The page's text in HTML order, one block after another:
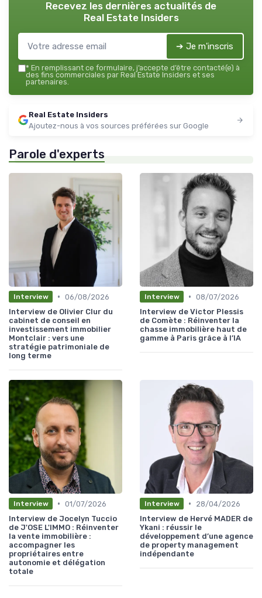
Recevez les dernières actualités de
Real Estate Insiders
➔ Je m'inscris
* En remplissant ce formulaire, j’accepte d’être contacté(e) à
des fins commerciales par Real Estate Insiders et ses
partenaires.
Real Estate Insiders
Ajoutez-nous à vos sources préférées sur Google
Parole d'experts
Interview • 06/08/2026
Interview de Olivier Clur du
cabinet de conseil en
investissement immobilier
Montclair : vers une
stratégie patrimoniale de
long terme
Interview • 08/07/2026
Interview de Victor Plessis
de Comète : Réinventer la
chasse immobilière haut de
gamme à Paris grâce à l’IA
Interview • 01/07/2026
Interview de Jocelyn Tuccio
de J'OSE L'IMMO : Réinventer
la vente immobilière :
accompagner les
propriétaires entre
autonomie et délégation
totale
Interview •
28/04/2026
Interview de Hervé MADER de
Ykani : réussir le
développement d’une agence
de property management
indépendante